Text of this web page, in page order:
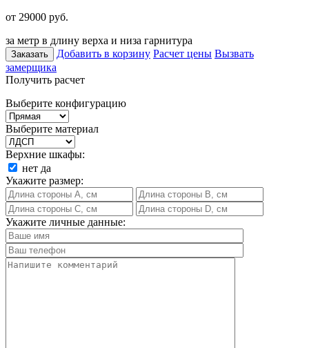
от 29000 руб.
за метр в длину верха и низа гарнитура
Заказать Добавить в корзину Расчет цены Вызвать
замерщика
Получить расчет
Выберите конфигурацию
Выберите материал
Верхние шкафы:
нет да
Укажите размер:
Укажите личные данные: